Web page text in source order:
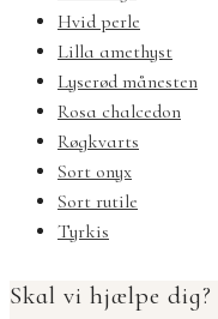
Hvid perle
Lilla amethyst
Lyserød månesten
Rosa chalcedon
Røgkvarts
Sort onyx
Sort rutile
Tyrkis
Skal vi hjælpe dig?